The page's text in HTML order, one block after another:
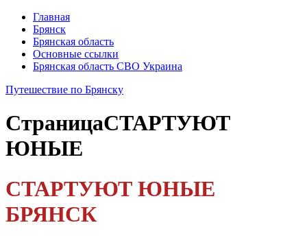
Главная
Брянск
Брянская область
Основные ссылки
Брянская область СВО Украина
Путешествие по Брянску
СтраницаСТАРТУЮТ
ЮНЫЕ
СТАРТУЮТ ЮНЫЕ
БРЯНСК